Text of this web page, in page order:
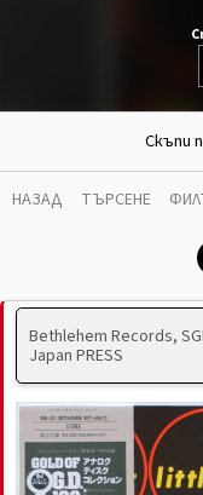
Скъпи
НАЗАД ТЪРСЕНЕ
Bethlehem Records,
Japan PRESS